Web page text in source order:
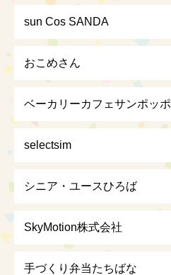
sun Cos SANDA
おこめさん
ベーカリーカフェサンポッポ
selectsim
シニア・ユースひろば
SkyMotion株式会社
手づくり弁当たちばな